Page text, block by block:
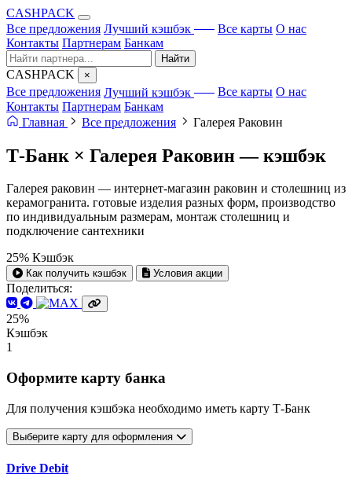
CASHPACK
Все предложения Лучший кэшбэк Все карты О нас
Контакты Партнерам Банкам
Найти
CASHPACK ×
Все предложения Лучший кэшбэк Все карты О нас
Контакты Партнерам Банкам
Главная
Все предложения Галерея Раковин
Т-Банк × Галерея Раковин —кэшбэк
Галерея раковин — интернет-магазин раковин и столешниц из
керамогранита. готовые изделия разных форм, производство
по индивидуальным размерам, монтаж столешниц и
подключение сантехники
25% Кэшбэк
Как получить кэшбэк Условия акции
Поделиться:
25%
Кэшбэк
1
Оформите карту банка
Для получения кэшбэка необходимо иметь карту Т-Банк
Выберите карту для оформления
Drive Debit